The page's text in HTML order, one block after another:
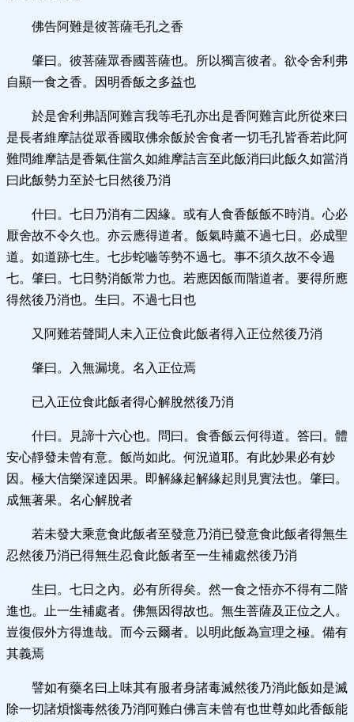
佛告阿難是彼菩薩毛孔之香
肇曰。彼菩薩眾香國菩薩也。所以獨言彼者。欲令舍利弗
自顯一食之香。因明香飯之多益也
於是舍利弗語阿難言我等毛孔亦出是香阿難言此所從來曰
是長者維摩詰從眾香國取佛余飯於舍食者一切毛孔皆香若此阿
難問維摩詰是香氣住當久如維摩詰言至此飯消曰此飯久如當消
曰此飯勢力至於七日然後乃消
什曰。七日乃消有二因緣。或有人食香飯飯不時消。心必
厭舍故不令久也。亦云應得道者。飯氣時薰不過七日。必成聖
道。如道跡七生。七步蛇嚙等勢不過七。事不須久故不令過
七。肇曰。七日勢消飯常力也。若應因飯而階道者。要得所應
得然後乃消也。生曰。不過七日也
又阿難若聲聞人未入正位食此飯者得入正位然後乃消
肇曰。入無漏境。名入正位焉
已入正位食此飯者得心解脫然後乃消
什曰。見諦十六心也。問曰。食香飯云何得道。答曰。體
安心靜發未曾有意。飯尚如此。何況道耶。有此妙果必有妙
因。極大信樂深達因果。即解緣起解緣起則見實法也。肇曰。
成無著果。名心解脫者
若未發大乘意食此飯者至發意乃消已發意食此飯者得無生
忍然後乃消已得無生忍食此飯者至一生補處然後乃消
生曰。七日之內。必有所得矣。然一食之悟亦不得有二階
進也。止一生補處者。佛無因得故也。無生菩薩及正位之人。
豈復假外方得進哉。而今云爾者。以明此飯為宣理之極。備有
其義焉
譬如有藥名曰上味其有服者身諸毒滅然後乃消此飯如是滅
除一切諸煩惱毒然後乃消阿難白佛言未曾有也世尊如此香飯能